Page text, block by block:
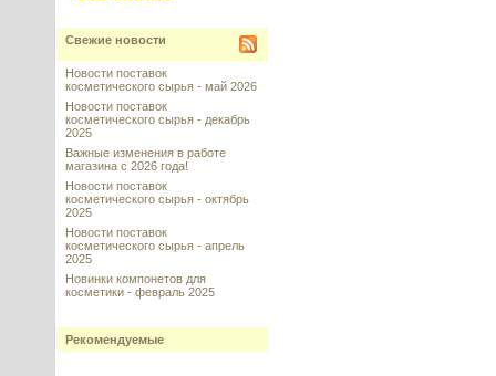
Свежие новости
Новости поставок
косметического сырья - май 2026
Новости поставок
косметического сырья - декабрь
2025
Важные изменения в работе
магазина с 2026 года!
Новости поставок
косметического сырья - октябрь
2025
Новости поставок
косметического сырья - апрель
2025
Новинки компонетов для
косметики - февраль 2025
Рекомендуемые